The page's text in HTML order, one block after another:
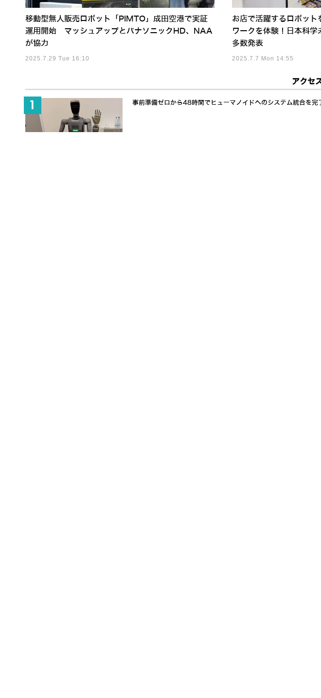
移動型無人販売ロボット「PIMTO」成田空港で実証
運用開始 マッシュアップとパナソニックHD、NAA
が協力
2025.7.29 Tue 16:10
お店で活躍するロボット
ワークを体験！日本科
多数発表
2025.7.7 Mon 14:55
アクセ
事前準備ゼロから48時間でヒューマノイドへのシステム統合